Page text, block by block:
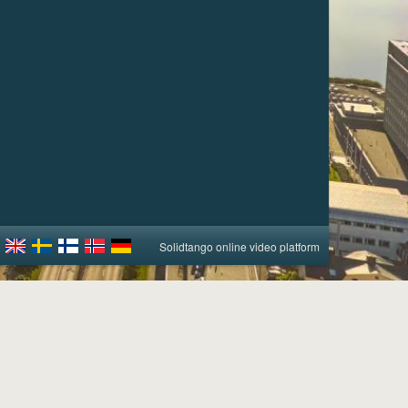
Solidtango online video platform